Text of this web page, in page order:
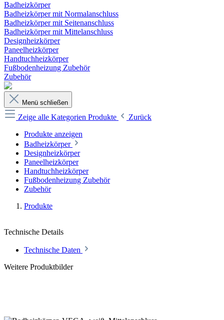
Badheizkörper
Badheizkörper mit Normalanschluss
Badheizkörper mit Seitenanschluss
Badheizkörper mit Mittelanschluss
Designheizkörper
Paneelheizkörper
Handtuchheizkörper
Fußbodenheizung Zubehör
Zubehör
Menü schließen
Zeige alle Kategorien Produkte
Zurück
Produkte anzeigen
Badheizkörper
Designheizkörper
Paneelheizkörper
Handtuchheizkörper
Fußbodenheizung Zubehör
Zubehör
Produkte
Technische Details
Technische Daten
Weitere Produktbilder